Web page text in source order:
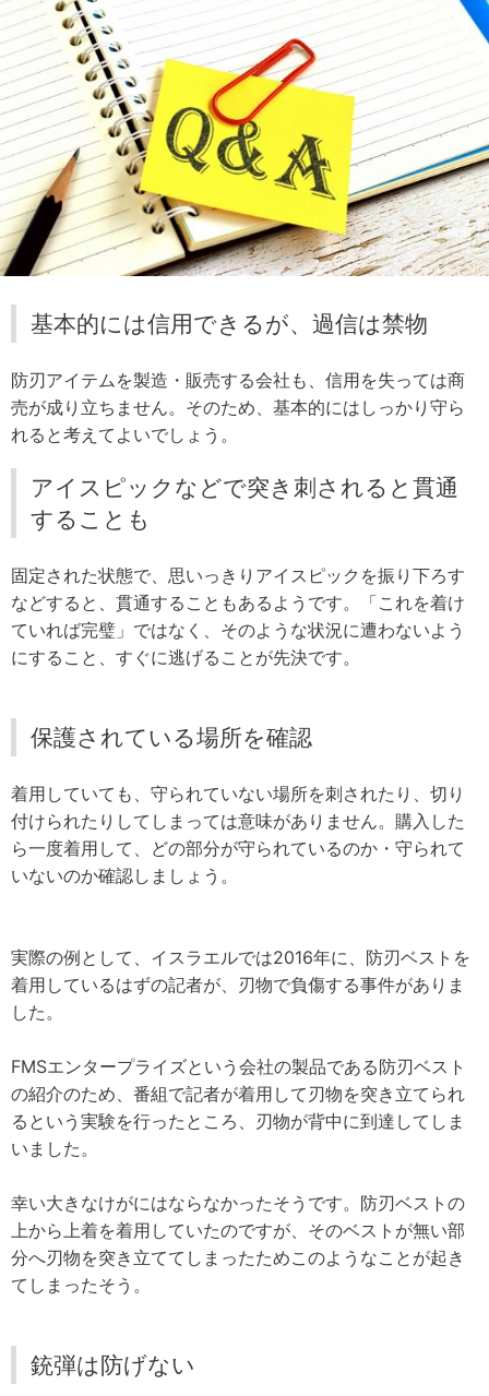
基本的には信用できるが、過信は禁物
防刃アイテムを製造・販売する会社も、信用を失っては商
売が成り立ちません。そのため、基本的にはしっかり守ら
れると考えてよいでしょう。
アイスピックなどで突き刺されると貫通
することも
固定された状態で、思いっきりアイスピックを振り下ろす
などすると、貫通することもあるようです。「これを着け
ていれば完璧」ではなく、そのような状況に遭わないよう
にすること、すぐに逃げることが先決です。
保護されている場所を確認
着用していても、守られていない場所を刺されたり、切り
付けられたりしてしまっては意味がありません。購入した
ら一度着用して、どの部分が守られているのか・守られて
いないのか確認しましょう。
実際の例として、イスラエルでは2016年に、防刃ベストを
着用しているはずの記者が、刃物で負傷する事件がありま
した。
FMSエンタープライズという会社の製品である防刃ベスト
の紹介のため、番組で記者が着用して刃物を突き立てられ
るという実験を行ったところ、刃物が背中に到達してしま
いました。
幸い大きなけがにはならなかったそうです。防刃ベストの
上から上着を着用していたのですが、そのベストが無い部
分へ刃物を突き立ててしまったためこのようなことが起き
てしまったそう。
銃弾は防げない